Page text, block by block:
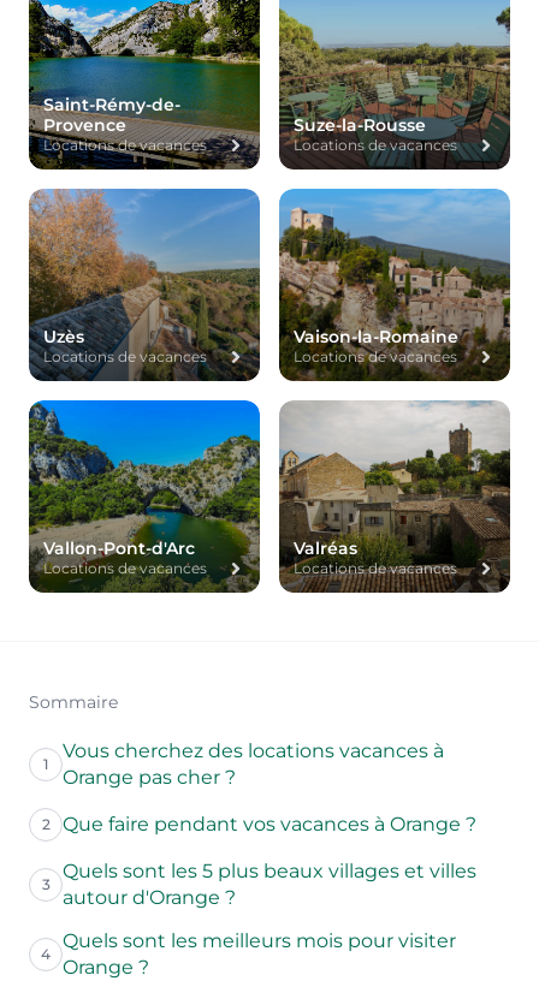
Saint-Rémy-de-
Provence
Locations de vacances
Suze-la-Rousse
Locations de vacances
Uzès
Locations de vacances
Vaison-la-Romaine
Locations de vacances
Vallon-Pont-d'Arc
Locations de vacances
Valréas
Locations de vacances
Sommaire
1
Vous cherchez des locations vacances à
Orange pas cher ?
2 Que faire pendant vos vacances à Orange ?
3
Quels sont les 5 plus beaux villages et villes
autour d'Orange ?
4
Quels sont les meilleurs mois pour visiter
Orange ?